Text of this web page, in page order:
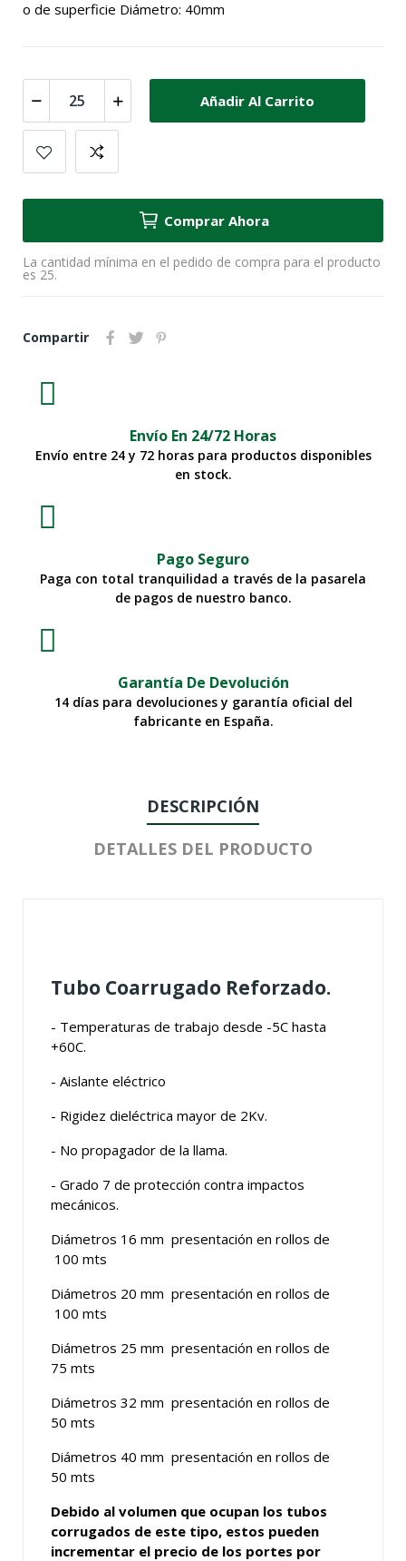
o de superficie Diámetro: 40mm
Añadir Al Carrito
Comprar Ahora
La cantidad mínima en el pedido de compra para el producto
es 25.
Compartir
Envío En 24/72 Horas
Envío entre 24 y 72 horas para productos disponibles
en stock.
Pago Seguro
Paga con total tranquilidad a través de la pasarela
de pagos de nuestro banco.
Garantía De Devolución
14 días para devoluciones y garantía oficial del
fabricante en España.
DESCRIPCIÓN
DETALLES DEL PRODUCTO
Tubo Coarrugado Reforzado.
- Temperaturas de trabajo desde -5C hasta
+60C.
- Aislante eléctrico
- Rigidez dieléctrica mayor de 2Kv.
- No propagador de la llama.
- Grado 7 de protección contra impactos
mecánicos.
Diámetros 16 mm presentación en rollos de
100 mts
Diámetros 20 mm presentación en rollos de
100 mts
Diámetros 25 mm presentación en rollos de
75 mts
Diámetros 32 mm presentación en rollos de
50 mts
Diámetros 40 mm presentación en rollos de
50 mts
Debido al volumen que ocupan los tubos
corrugados de este tipo, estos pueden
incrementar el precio de los portes por